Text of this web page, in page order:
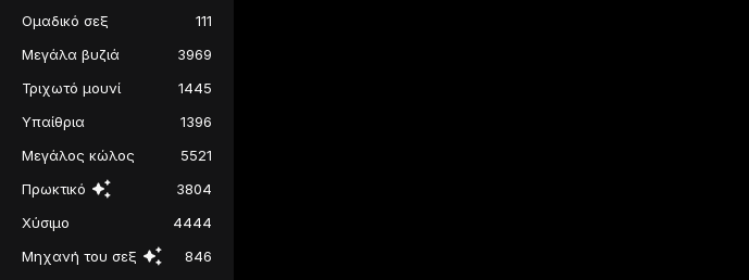
Ομαδικό σεξ
111
Μεγάλα βυζιά
3969
Τριχωτό μουνί
1445
Υπαίθρια
1396
Μεγάλος κώλος
5521
Πρωκτικό
3804
Χύσιμο
4444
Μηχανή του σεξ
846